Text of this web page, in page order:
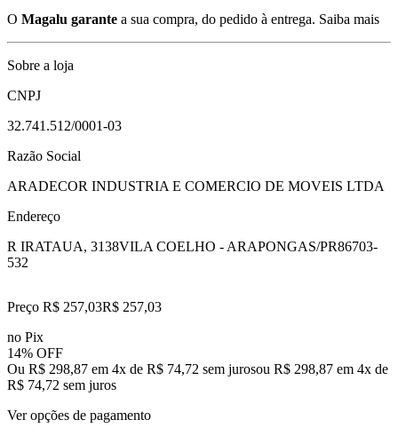
O Magalu garante a sua compra, do pedido à entrega. Saiba mais
Sobre a loja
CNPJ
32.741.512/0001-03
Razão Social
ARADECOR INDUSTRIA E COMERCIO DE MOVEIS LTDA
Endereço
R IRATAUA, 3138VILA COELHO - ARAPONGAS/PR86703-
532
Preço R$ 257,03R$ 257,03
no Pix
14% OFF
Ou R$ 298,87 em 4x de R$ 74,72 sem jurosou R$ 298,87 em 4x de
R$ 74,72 sem juros
Ver opções de pagamento